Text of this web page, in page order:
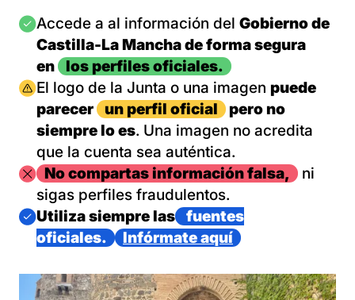
Imagen
Accede a al información del Gobierno de
Castilla-La Mancha de forma segura
en
los perfiles oficiales.
Imagen
El logo de la Junta o una imagen puede
parecer
un perfil oficial
pero no
siempre lo es. Una imagen no acredita
que la cuenta sea auténtica.
ImagenNo compartas información falsa,
ni
sigas perfiles fraudulentos.
Imagen
Utiliza siempre las
fuentes
oficiales.
Infórmate aquí